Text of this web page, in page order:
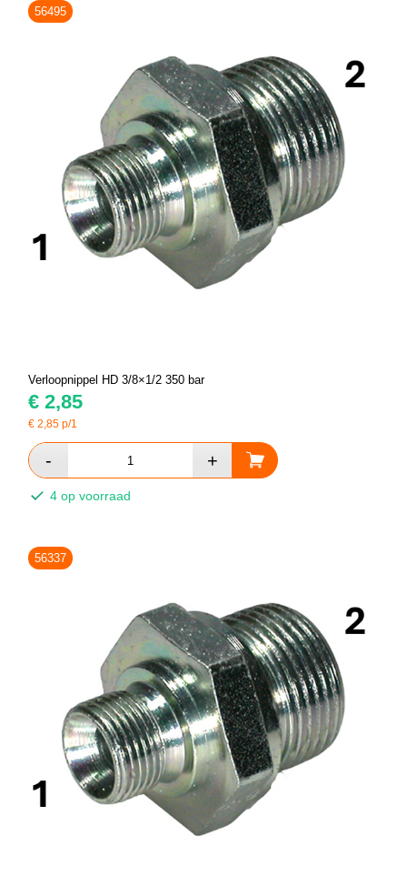
56495
Verloopnippel HD 3/8×1/2 350 bar
€ 2,85
€2,85 p/1
4 op voorraad
56337